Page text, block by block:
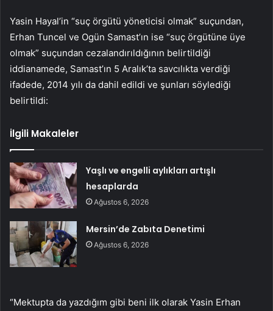
Yasin Hayal’in “suç örgütü yöneticisi olmak” suçundan,
Erhan Tuncel ve Ogün Samast’ın ise “suç örgütüne üye
olmak” suçundan cezalandırıldığının belirtildiği
iddianamede, Samast’ın 5 Aralık’ta savcılıkta verdiği
ifadede, 2014 yılı da dahil edildi ve şunları söylediği
belirtildi:
İlgili Makaleler
Yaşlı ve engelli aylıkları artışlı
hesaplarda
Ağustos 6, 2026
Mersin’de Zabıta Denetimi
Ağustos 6, 2026
“Mektupta da yazdığım gibi beni ilk olarak Yasin Erhan